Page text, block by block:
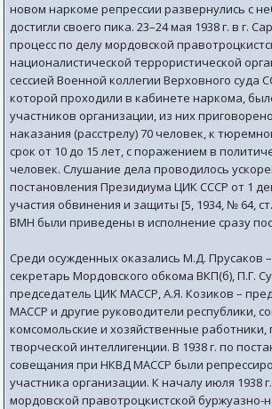
новом наркоме репрессии развернулись с
достигли своего пика. 23–24 мая 1938 г. в г.
процесс по делу мордовской
националистической террористической
сессией Военной коллегии Верховного суда
которой проходили в кабинете наркома,
участников организации, из них
наказания (расстрелу) 70 человек, к
срок от 10 до 15 лет, с поражением в
человек. Слушание дела проводилось
постановления Президиума ЦИК СССР от 1
участия обвинения и защиты [5, 1934, № 64,
ВМН были приведены в исполнение сразу
Среди осужденных оказались М.Д.
секретарь Мордовского обкома ВКП(б), П.Г.
председатель ЦИК МАССР, А.Я. Козиков –
МАССР и другие руководители республики,
комсомольские и хозяйственные работники,
творческой интеллигенции. В 1938 г. по
совещания при НКВД МАССР были
участника организации. К началу июля 1938
мордовской правотроцкистской буржуазно-